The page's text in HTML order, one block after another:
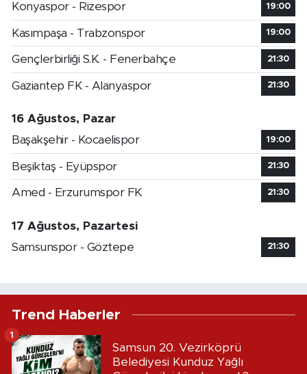
Konyaspor - Rizespor
19:00
Kasımpaşa - Trabzonspor 19:00
Gençlerbirliği S.K. - Fenerbahçe 21:30
Gaziantep FK - Alanyaspor 21:30
16 Ağustos, Pazar
Başakşehir - Kocaelispor
19:00
Beşiktaş - Eyüpspor 21:30
Amed - Erzurumspor FK 21:30
17 Ağustos, Pazartesi
Samsunspor - Göztepe
21:30
Trend Haberler
Samsun 20. Vezirköprü
Belediyesi Kunduz Yağlı
1